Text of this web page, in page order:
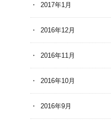
2017年1月
2016年12月
2016年11月
2016年10月
2016年9月